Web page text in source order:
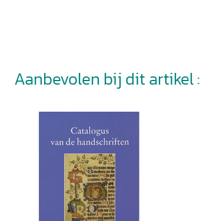
Aanbevolen bij dit artikel :